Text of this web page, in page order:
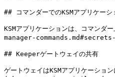
## コマンダーでのKSMアプリケーシ
KSMアプリケーションは、コマ
manager-
## Keeperゲートウェイの共有
ゲートウェイはKSMアプリケーショ